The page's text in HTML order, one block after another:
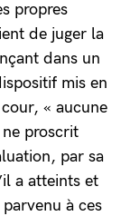
propres
de juger la
dans un
mis en
« aucune
proscrit
par sa
a atteints et
à ces